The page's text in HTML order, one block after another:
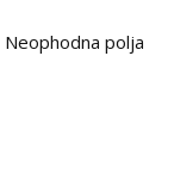
datum
Neophodna polja